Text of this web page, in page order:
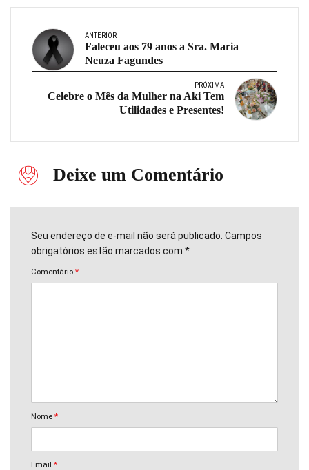
ANTERIOR
Faleceu aos 79 anos a Sra. Maria
Neuza Fagundes
PRÓXIMA
Celebre o Mês da Mulher na Aki Tem
Utilidades e Presentes!
Deixe um Comentário
Seu endereço de e-mail não será publicado. Campos
obrigatórios estão marcados com *
Comentário *
Nome *
Email *